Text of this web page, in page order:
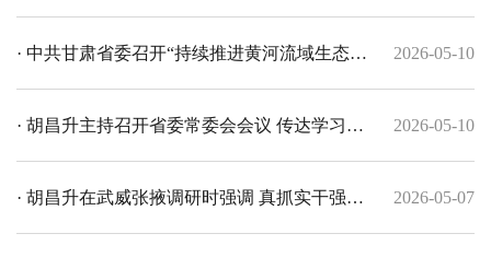
和综合竞争力
立以人民为中心的发展思想 加力整治群众身边
不正之风和腐败问题
2026-05-10
· 中共甘肃省委召开“持续推进黄河流域生态保
护和高质量发展”专题协商座谈会 胡昌升主持
并讲话 庄国泰出席
2026-05-10
· 胡昌升主持召开省委常委会会议 传达学习习
近平总书记重要讲话精神 安排部署基础研究和 2026-05-07
· 胡昌升在武威张掖调研时强调 真抓实干强产